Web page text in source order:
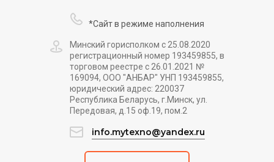
*Сайт в режиме наполнения
Минский горисполком с 25.08.2020
регистрационный номер 193459855, в
торговом реестре с 26.01.2021 №
169094, ООО "АНБАР" УНП 193459855,
юридический адрес: 220037
Республика Беларусь, г.Минск, ул.
Передовая, д.15 оф.19, пом.2
info.mytexno@yandex.ru